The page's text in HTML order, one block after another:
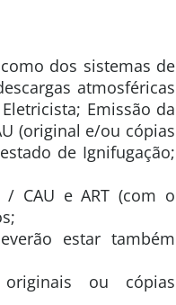
dos sistemas de
atmosféricas
Emissão da
(original e/ou cópias
de Ignifugação;
/ CAU e ART (com o
estar também
originais ou cópias